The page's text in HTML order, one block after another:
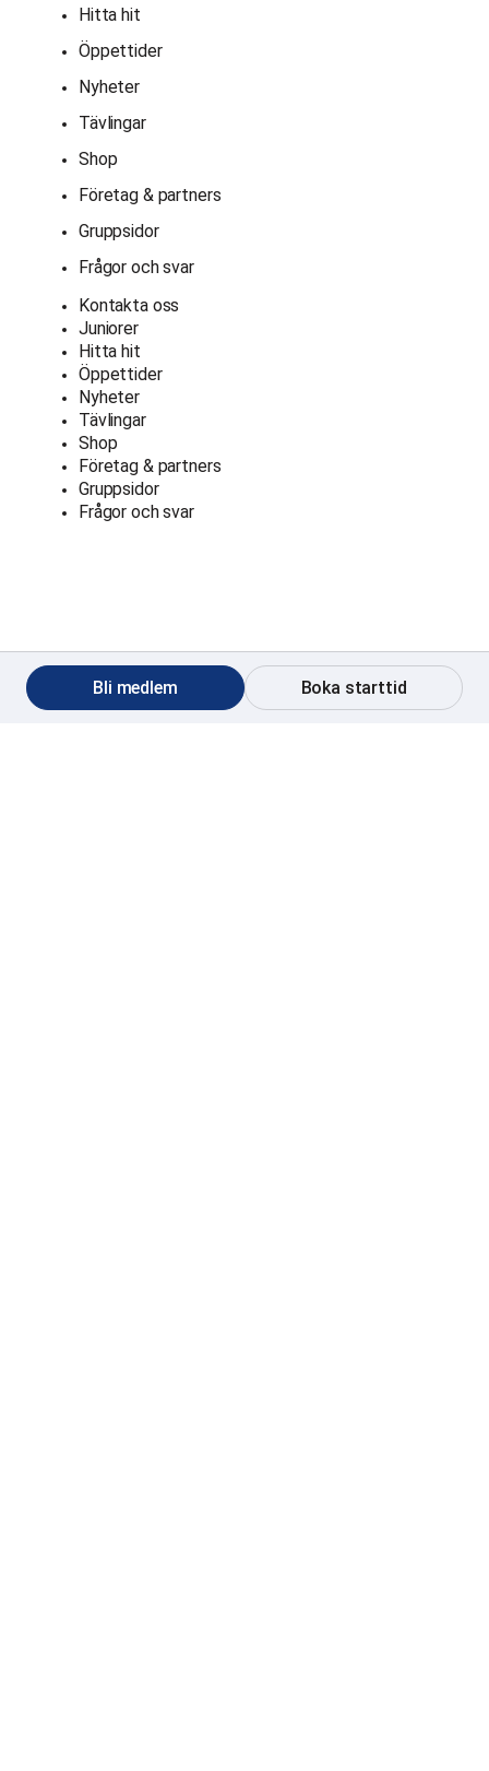
Hitta hit
Öppettider
Nyheter
Tävlingar
Shop
Företag & partners
Gruppsidor
Frågor och svar
Kontakta oss
Juniorer
Hitta hit
Öppettider
Nyheter
Tävlingar
Shop
Företag & partners
Gruppsidor
Frågor och svar
Bli medlem Boka starttid